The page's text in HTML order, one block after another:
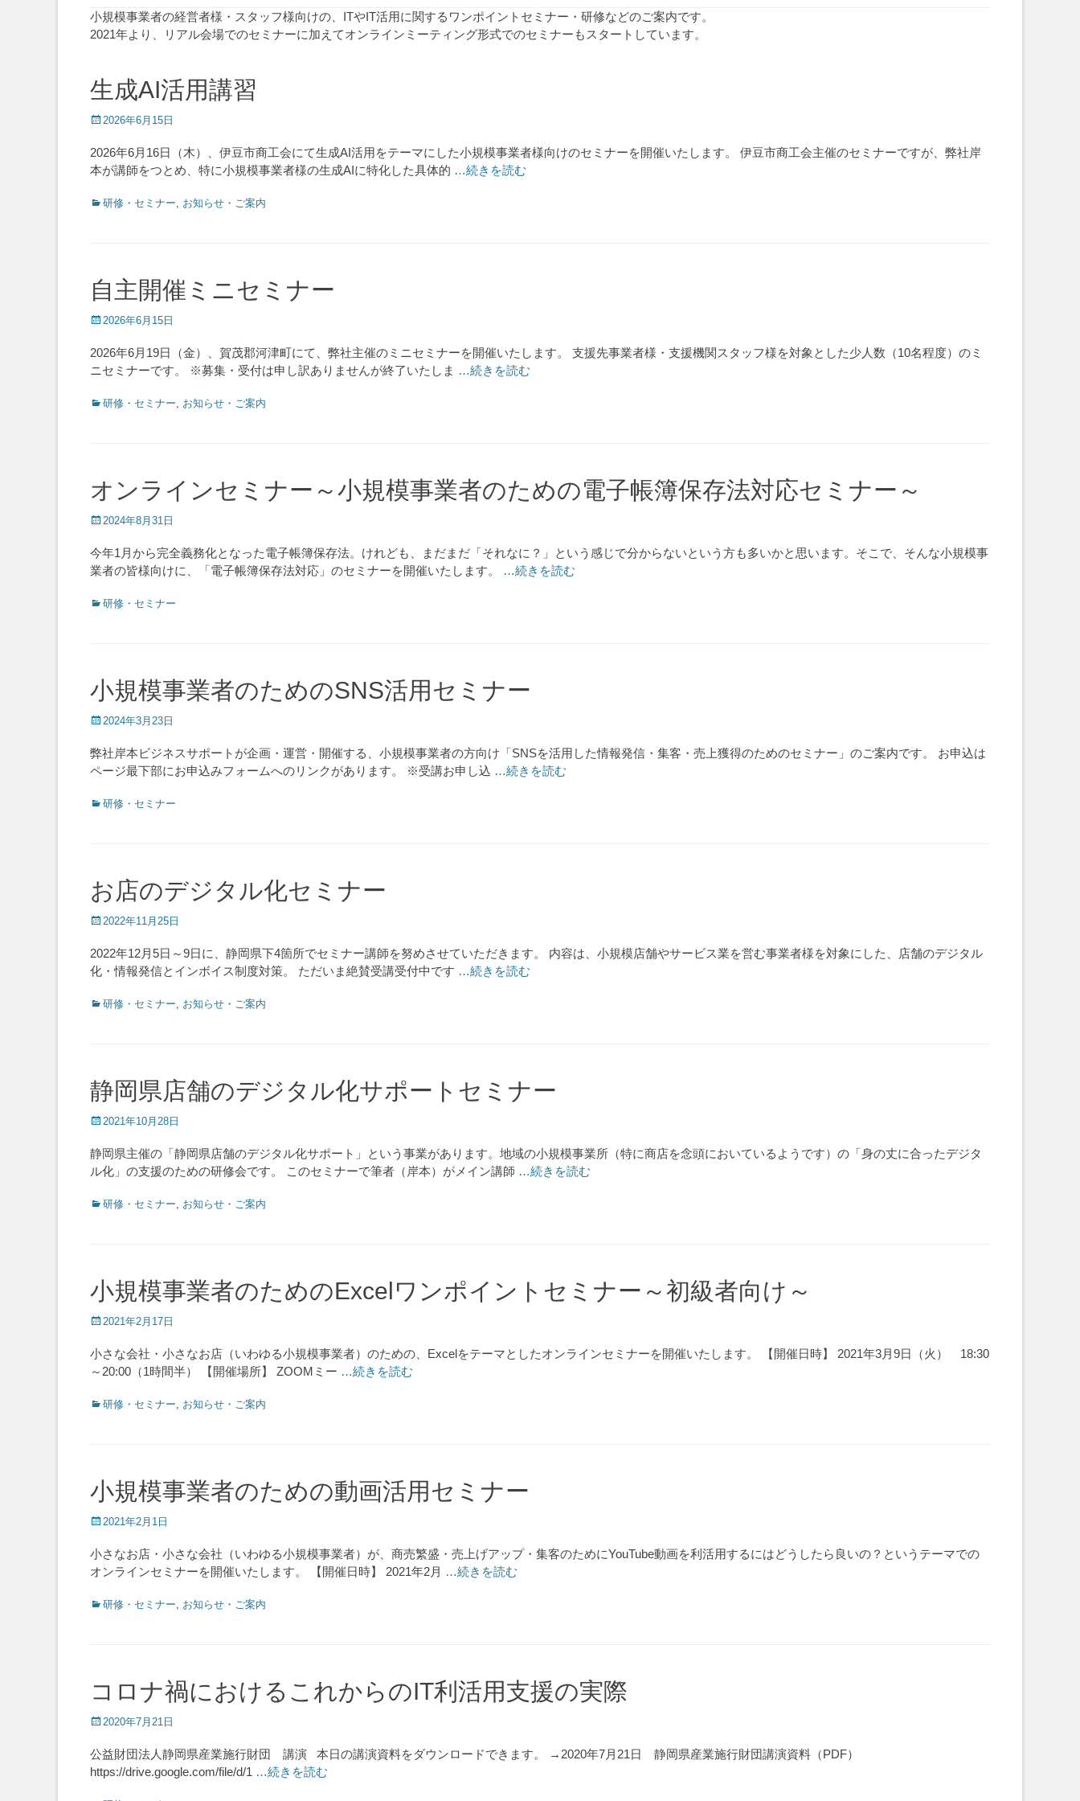
小規模事業者の経営者様・スタッフ様向けの、ITやIT活用に関するワンポイントセミナー・研修などのご案内です。
2021年より、リアル会場でのセミナーに加えてオンラインミーティング形式でのセミナーもスタートしています。
生成AI活用講習
Posted
2026年6月15日
2026年6月16日（木）、伊豆市商工会にて生成AI活用をテーマにした小規模事業者様向けのセミナーを開催いたします。 伊豆市商工会主催のセミナーですが、弊社岸
本が講師をつとめ、特に小規模事業者様の生成AIに特化した具体的 …続きを読む
Categories
研修・セミナー, お知らせ・ご案内
自主開催ミニセミナー
Posted
2026年6月15日
2026年6月19日（金）、賀茂郡河津町にて、弊社主催のミニセミナーを開催いたします。 支援先事業者様・支援機関スタッフ様を対象とした少人数（10名程度）のミ
ニセミナーです。 ※募集・受付は申し訳ありませんが終了いたしま …続きを読む
Categories
研修・セミナー, お知らせ・ご案内
オンラインセミナー～小規模事業者のための電子帳簿保存法対応セミナー～
Posted
2024年8月31日
今年1月から完全義務化となった電子帳簿保存法。けれども、まだまだ「それなに？」という感じで分からないという方も多いかと思います。そこで、そんな小規模事
業者の皆様向けに、「電子帳簿保存法対応」のセミナーを開催いたします。
…続きを読む
Categories
研修・セミナー
小規模事業者のためのSNS活用セミナー
Posted
2024年3月23日
弊社岸本ビジネスサポートが企画・運営・開催する、小規模事業者の方向け「SNSを活用した情報発信・集客・売上獲得のためのセミナー」のご案内です。 お申込は
ページ最下部にお申込みフォームへのリンクがあります。 ※受講お申し込 …続きを読む
Categories
研修・セミナー
お店のデジタル化セミナー
Posted
2022年11月25日
2022年12月5日～9日に、静岡県下4箇所でセミナー講師を努めさせていただきます。 内容は、小規模店舗やサービス業を営む事業者様を対象にした、店舗のデジタル
化・情報発信とインボイス制度対策。 ただいま絶賛受講受付中です …続きを読む
Categories
研修・セミナー, お知らせ・ご案内
静岡県店舗のデジタル化サポートセミナー
Posted
2021年10月28日
静岡県主催の「静岡県店舗のデジタル化サポート」という事業があります。地域の小規模事業所（特に商店を念頭においているようです）の「身の丈に合ったデジタ
ル化」の支援のための研修会です。 このセミナーで筆者（岸本）がメイン講師 …続きを読む
Categories
研修・セミナー, お知らせ・ご案内
小規模事業者のためのExcelワンポイントセミナー～初級者向け～
Posted
2021年2月17日
小さな会社・小さなお店（いわゆる小規模事業者）のための、Excelをテーマとしたオンラインセミナーを開催いたします。 【開催日時】 2021年3月9日（火） 18:30
～20:00（1時間半） 【開催場所】 ZOOMミー …続きを読む
Categories
研修・セミナー, お知らせ・ご案内
小規模事業者のための動画活用セミナー
Posted
2021年2月1日
小さなお店・小さな会社（いわゆる小規模事業者）が、商売繁盛・売上げアップ・集客のためにYouTube動画を利活用するにはどうしたら良いの？というテーマでの
オンラインセミナーを開催いたします。 【開催日時】 2021年2月 …続きを読む
Categories
研修・セミナー, お知らせ・ご案内
コロナ禍におけるこれからのIT利活用支援の実際
Posted
2020年7月21日
公益財団法人静岡県産業施行財団 講演 本日の講演資料をダウンロードできます。 →2020年7月21日 静岡県産業施行財団講演資料（PDF）
https://drive.google.com/file/d/1 …続きを読む